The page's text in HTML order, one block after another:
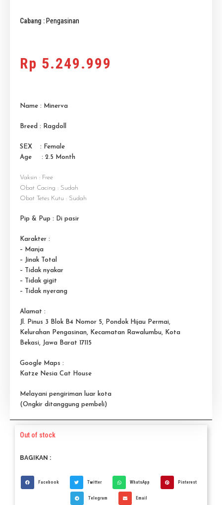
Cabang :Pengasinan
Rp 5.249.999
Name : Minerva
Breed : Ragdoll
SEX : Female
Age : 2.5 Month
Vaksin : Free
Obat Cacing : Sudah
Obat Tetes Kutu : Sudah
Pip & Pup : Di pasir
Karakter :
– Manja
– Jinak Total
– Tidak nyakar
– Tidak gigit
– Tidak nyerang
Alamat :
Jl. Pinus 3 Blok B4 Nomor 5, Pondok Hijau Permai,
Kelurahan Pengasinan, Kecamatan Rawalumbu, Kota
Bekasi, Jawa Barat 17115
Google Maps :
Katze Nesia Cat House
Melayani pengiriman luar kota
(Ongkir ditanggung pembeli)
Out of stock
BAGIKAN :
Facebook Twitter WhatsApp Pinterest
Telegram Email